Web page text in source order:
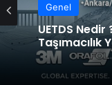
Genel
UETDS
Taşımacılık